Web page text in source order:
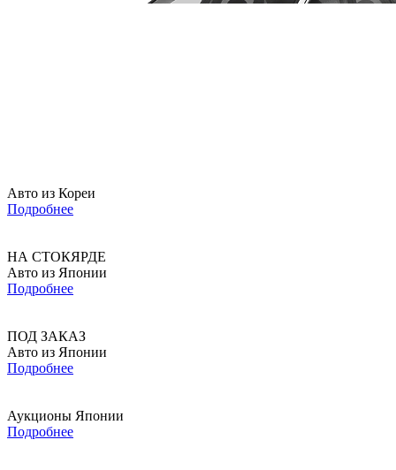
Авто из Кореи
Подробнее
НА СТОКЯРДЕ
Авто из Японии
Подробнее
ПОД ЗАКАЗ
Авто из Японии
Подробнее
Аукционы Японии
Подробнее